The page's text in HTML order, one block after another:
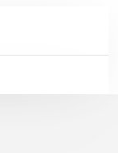
bewertet von